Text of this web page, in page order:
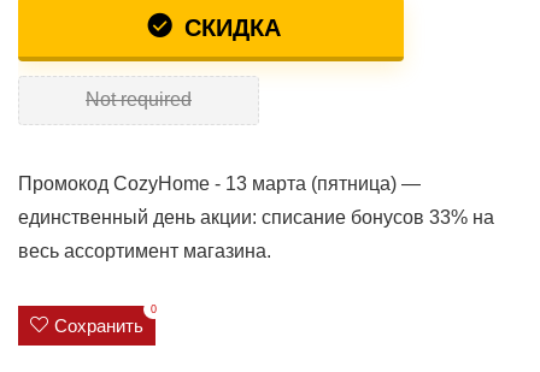
СКИДКА
Not required
Промокод CozyHome - 13 марта (пятница) —
единственный день акции: списание бонусов 33% на
весь ассортимент магазина.
Сохранить
0